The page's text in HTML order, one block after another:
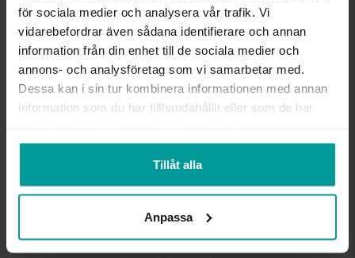
för sociala medier och analysera vår trafik. Vi
vidarebefordrar även sådana identifierare och annan
information från din enhet till de sociala medier och
annons- och analysföretag som vi samarbetar med.
Dessa kan i sin tur kombinera informationen med annan
information som du har tillhandahållit eller som de har
Tillåt alla
Anpassa
Liknande produkter